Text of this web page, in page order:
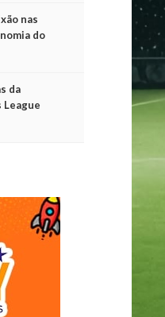
nas
do
da
League